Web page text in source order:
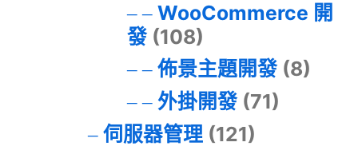
WooCommerce 開
發(108)
佈景主題開發(8)
外掛開發(71)
伺服器管理(121)